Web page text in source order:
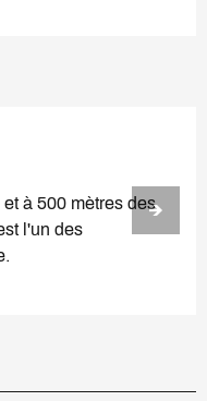
à 500 mètres des
l'un des